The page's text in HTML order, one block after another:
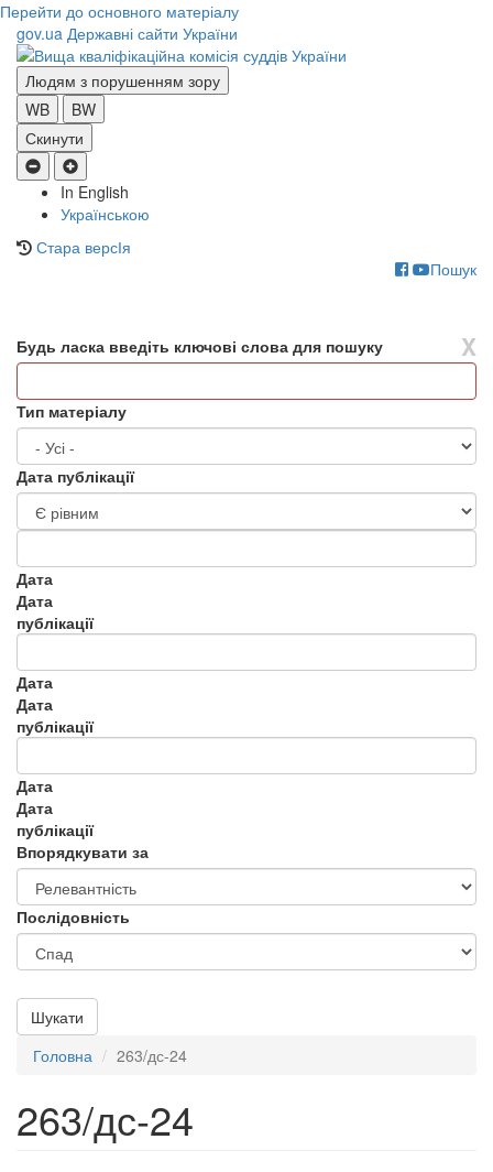
Перейти до основного матеріалу
gov.ua Державні сайти України
Людям з порушенням зору
WB
BW
Скинути
In English
Українською
Стара версІя
Пошук
X
Будь ласка введіть ключові слова для пошуку
Тип матеріалу
Дата публікації
Дата
Дата
публікації
Дата
Дата
публікації
Дата
Дата
публікації
Впорядкувати за
Послідовність
Шукати
Головна
263/дс-24
263/дс-24